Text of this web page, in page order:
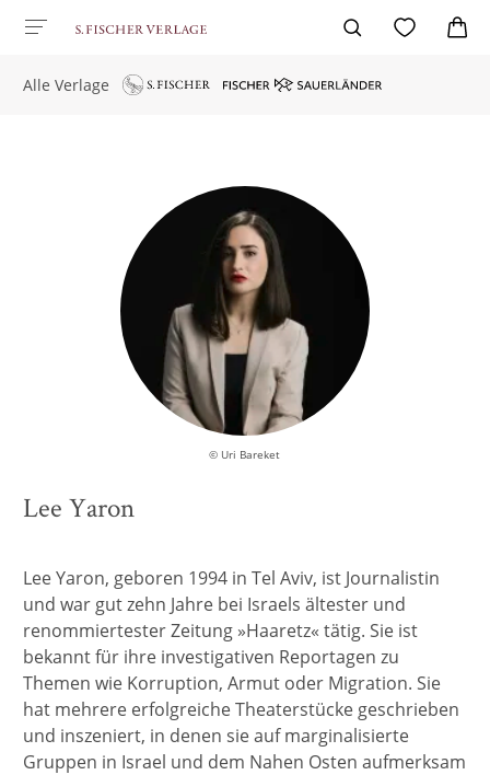
Alle Verlage
© Uri Bareket
Lee Yaron
Lee Yaron, geboren 1994 in Tel Aviv, ist Journalistin
und war gut zehn Jahre bei Israels ältester und
renommiertester Zeitung »Haaretz« tätig. Sie ist
bekannt für ihre investigativen Reportagen zu
Themen wie Korruption, Armut oder Migration. Sie
hat mehrere erfolgreiche Theaterstücke geschrieben
und inszeniert, in denen sie auf marginalisierte
Gruppen in Israel und dem Nahen Osten aufmerksam